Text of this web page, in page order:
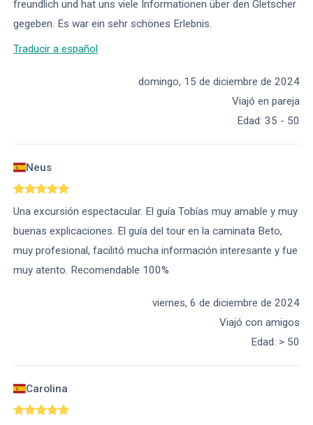
freundlich und hat uns viele Informationen über den Gletscher
gegeben. Es war ein sehr schönes Erlebnis.
Traducir a español
domingo, 15 de diciembre de 2024
Viajó en pareja
Edad: 35 - 50
Neus
Una excursión espectacular. El guía Tobías muy amable y muy
buenas explicaciones. El guía del tour en la caminata Beto,
muy profesional, facilitó mucha información interesante y fue
muy atento. Recomendable 100%
viernes, 6 de diciembre de 2024
Viajó con amigos
Edad: > 50
Carolina